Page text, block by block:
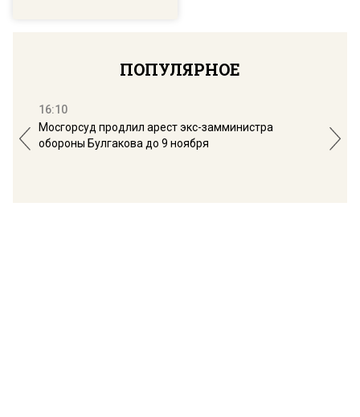
ПОПУЛЯРНОЕ
16:10
Мосгорсуд продлил арест экс-замминистра
обороны Булгакова до 9 ноября